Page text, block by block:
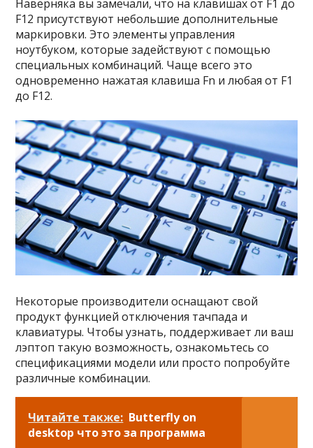
Наверняка вы замечали, что на клавишах от F1 до
F12 присутствуют небольшие дополнительные
маркировки. Это элементы управления
ноутбуком, которые задействуют с помощью
специальных комбинаций. Чаще всего это
одновременно нажатая клавиша Fn и любая от F1
до F12.
Некоторые производители оснащают свой
продукт функцией отключения тачпада и
клавиатуры. Чтобы узнать, поддерживает ли ваш
лэптоп такую возможность, ознакомьтесь со
спецификациями модели или просто попробуйте
различные комбинации.
Читайте также: Butterfly on
desktop что это за программа